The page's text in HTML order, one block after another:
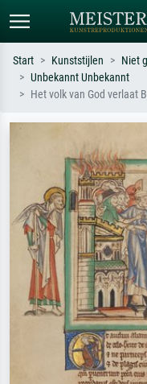
Standaard zoeken
Hokusai-golf, naakt.
Start Kunststijlen
Niet
Unbekannt Unbekannt
Het volk van God verlaat